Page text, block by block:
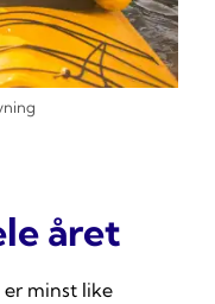
året
minst like